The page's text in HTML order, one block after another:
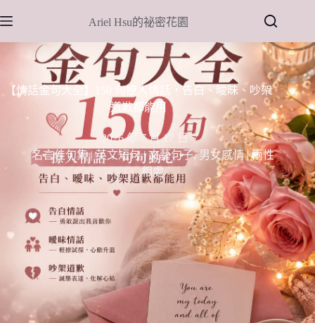
至
主
Ariel Hsu的祕密花園
【情話金句大全】150 句撩人情話，告白、曖昧、吵架
道歉都能用
2026 年 7 月 17 日
名言佳句集 | 英文短句 | 文藝句子,男女感情 | 兩性
相處